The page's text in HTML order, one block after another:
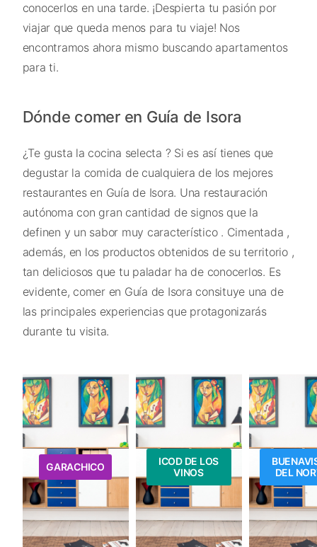
conocerlos en una tarde. ¡Despierta tu pasión por
viajar que queda menos para tu viaje! Nos
encontramos ahora mismo buscando apartamentos
para ti.
Dónde comer en Guía de Isora
¿Te gusta la cocina selecta ? Si es así tienes que
degustar la comida de cualquiera de los mejores
restaurantes en Guía de Isora. Una restauración
autónoma con gran cantidad de signos que la
definen y un sabor muy característico . Cimentada ,
además, en los productos obtenidos de su territorio ,
tan deliciosos que tu paladar ha de conocerlos. Es
evidente, comer en Guía de Isora consituye una de
las principales experiencias que protagonizarás
durante tu visita.
GARACHICO
ICOD DE LOS
VINOS
DEL